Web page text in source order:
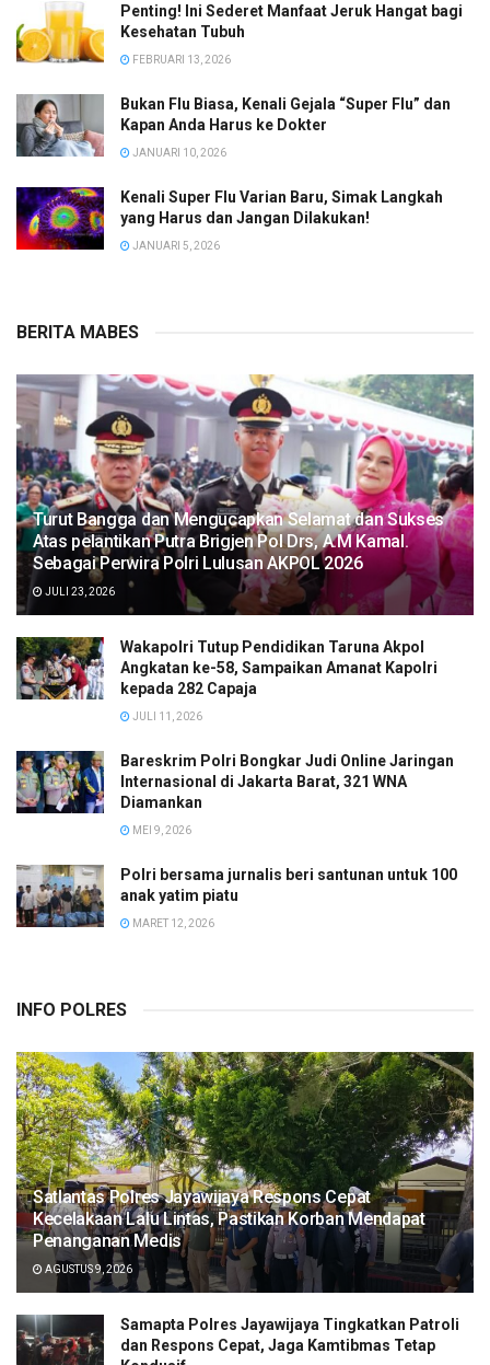
Penting! Ini Sederet Manfaat Jeruk Hangat bagi
Kesehatan Tubuh
FEBRUARI 13, 2026
Bukan Flu Biasa, Kenali Gejala “Super Flu” dan
Kapan Anda Harus ke Dokter
JANUARI 10, 2026
Kenali Super Flu Varian Baru, Simak Langkah
yang Harus dan Jangan Dilakukan!
JANUARI 5, 2026
BERITA MABES
Turut Bangga dan Mengucapkan Selamat dan Sukses
Atas pelantikan Putra Brigjen Pol Drs, A.M Kamal.
Sebagai Perwira Polri Lulusan AKPOL 2026
JULI 23, 2026
Wakapolri Tutup Pendidikan Taruna Akpol
Angkatan ke-58, Sampaikan Amanat Kapolri
kepada 282 Capaja
JULI 11, 2026
Bareskrim Polri Bongkar Judi Online Jaringan
Internasional di Jakarta Barat, 321 WNA
Diamankan
MEI 9, 2026
Polri bersama jurnalis beri santunan untuk 100
anak yatim piatu
MARET 12, 2026
INFO POLRES
Satlantas Polres Jayawijaya Respons Cepat
Kecelakaan Lalu Lintas, Pastikan Korban Mendapat
Penanganan Medis
AGUSTUS 9, 2026
Samapta Polres Jayawijaya Tingkatkan Patroli
dan Respons Cepat, Jaga Kamtibmas Tetap